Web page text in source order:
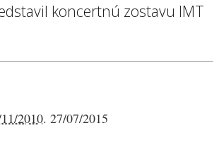
koncertnú zostavu IMT
2010. 27/07/2015